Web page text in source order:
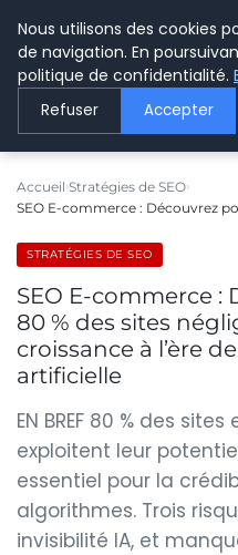
LE
Accueil Stratégies de SEO
SEO E-commerce : Découvrez
STRATÉGIES DE SEO
SEO E-commerce :
80 % des sites
croissance à l’ère
artificielle
EN BREF 80 % des
exploitent leur
essentiel pour la
algorithmes. Trois
invisibilité IA, et
Nous utilisons des cookies
de navigation. En
politique de confidentialité.
Refuser Accepter